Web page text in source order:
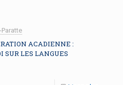
ACADIENNE :
SUR LES LANGUES